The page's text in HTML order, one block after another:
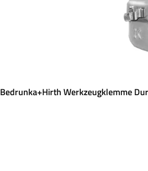
Bedrunka+Hirth Werkzeugklemme